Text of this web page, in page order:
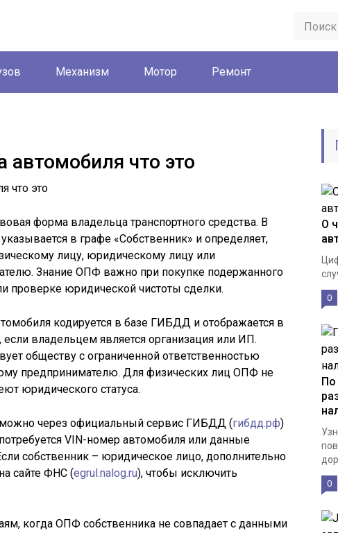
Механизм Мотор Ремонт
автомобиля что это
форма владельца транспортного средства. В
в графе «Собственник» и определяет,
лицу, юридическому лицу или
Знание ОПФ важно при покупке подержанного
проверке юридической чистоты сделки.
кодируется в базе ГИБДД и отображается в
владельцем является организация или ИП.
обществу с ограниченной ответственностью
предпринимателю. Для физических лиц ОПФ не
юридического статуса.
через официальный сервис ГИБДД (гибдд.рф)
VIN-номер автомобиля или данные
собственник – юридическое лицо, дополнительно
сайте ФНС (egrul.nalog.ru), чтобы исключить
когда ОПФ собственника не совпадает с данными
О
0
По
0